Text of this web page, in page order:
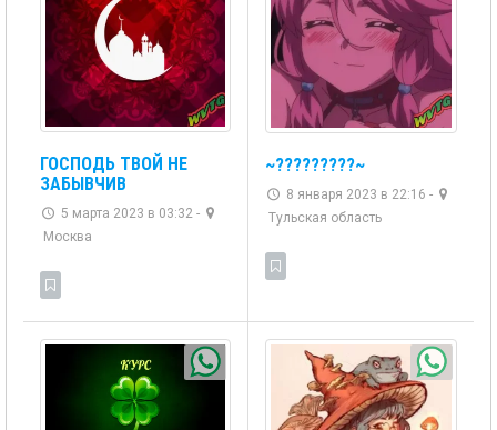
ГОСПОДЬ ТВОЙ НЕ
ЗАБЫВЧИВ
5 марта 2023 в 03:32 -
Москва
~?????????~
8 января 2023 в 22:16 -
Тульская область